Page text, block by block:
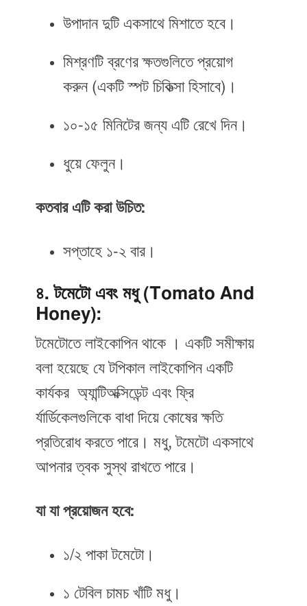
উপাদান দুটি একসাথে মিশাতে হবে।
মিশ্রণটি ব্রণের ক্ষতগুলিতে প্রয়োগ
করুন (একটি স্পট চিকিত্সা হিসাবে)।
১০-১৫ মিনিটের জন্য এটি রেখে দিন।
ধুয়ে ফেলুন।
কতবার এটি করা উচিত:
সপ্তাহে ১-২ বার।
৪. টমেটো এবং মধু (Tomato And
Honey):
টমেটোতে লাইকোপিন থাকে । একটি সমীক্ষায়
বলা হয়েছে যে টপিকাল লাইকোপিন একটি
কার্যকর অ্যান্টিঅক্সিডেন্ট এবং ফ্রি
র্যার্ডিকেলগুলিকে বাধা দিয়ে কোষের ক্ষতি
প্রতিরোধ করতে পারে। মধু, টমেটো একসাথে
আপনার ত্বক সুস্থ রাখতে পারে।
যা যা প্রয়োজন হবে:
১/২ পাকা টমেটো।
১ টেবিল চামচ খাঁটি মধু।